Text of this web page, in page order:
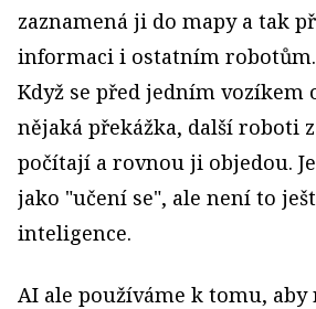
zaznamená ji do mapy a tak
informaci i ostatním robotům.
Když se před jedním vozíkem
nějaká překážka, další roboti
počítají a rovnou ji objedou.
jako "učení se", ale není to
inteligence.
AI ale používáme k tomu,